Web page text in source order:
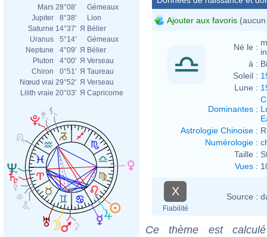
Mars 28°08'
Gémeaux
Jupiter
8°38'
Lion
Saturne 14°37' Я Bélier
Uranus
5°14'
Gémeaux
Neptune
4°09' Я Bélier
Pluton
4°00' Я Verseau
Chiron
0°51' Я Taureau
Nœud vrai 29°52' Я Verseau
Lilith vraie 20°03' Я Capricorne
Ajouter aux favoris
Né le :
à :
Soleil :
Lune :
Dominantes :
Astrologie Chinoise :
Numérologie :
Taille :
Vues :
X
Fiabilité
Source :
Ce thème est